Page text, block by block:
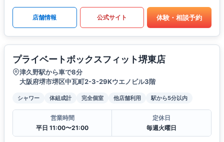
店舗情報 公式サイト 体験・相談予約
プライベートボックスフィット堺東店
津久野駅から車で8分
大阪府堺市堺区中瓦町2-3-29Kウエノビル3階
シャワー 体組成計 完全個室 他店舗利用 駅から5分以内
営業時間
平日 11:00〜21:00
定休日
毎週火曜日